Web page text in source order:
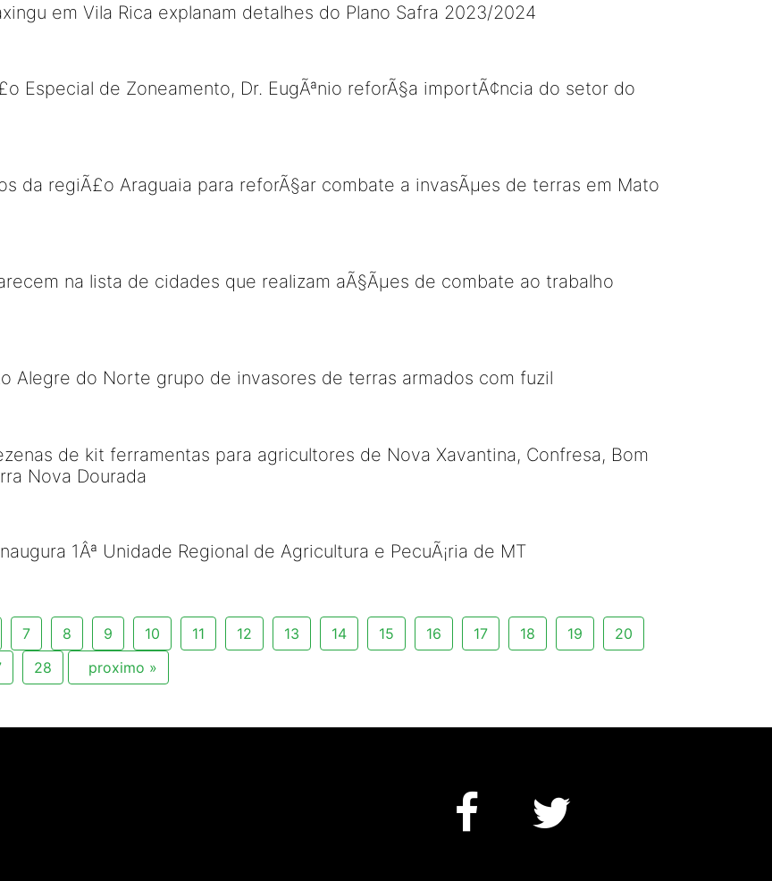
em Vila Rica explanam detalhes do Plano Safra 2023/2024
Especial de Zoneamento, Dr. EugÃªnio reforÃ§a importÃ¢ncia do setor do
da regiÃ£o Araguaia para reforÃ§ar combate a invasÃµes de terras em Mato
na lista de cidades que realizam aÃ§Ãµes de combate ao trabalho
Alegre do Norte grupo de invasores de terras armados com fuzil
de kit ferramentas para agricultores de Nova Xavantina, Confresa, Bom
Nova Dourada
1Âª Unidade Regional de Agricultura e PecuÃ¡ria de MT
7 8 9 10 11 12 13 14 15 16 17 18 19
20
28 proximo »